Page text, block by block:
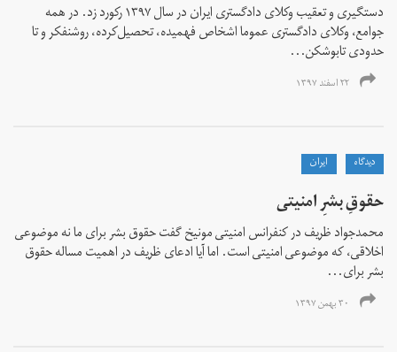
دستگیری و تعقیب وکلای دادگستری ایران در سال ۱۳۹۷ رکورد زد. در همه
جوامع، وکلای دادگستری عموما اشخاص فهمیده، تحصیل‌کرده، روشنفکر و تا
حدودی تابوشکن...
۲۲ اسفند ۱۳۹۷
دیدگاه ايران
حقوقِ بشرِ امنیتی
محمدجواد ظریف در کنفرانس امنیتی مونیخ گفت حقوق بشر برای ما نه موضوعی
اخلاقی، که موضوعی امنیتی است. اما آیا ادعای ظریف در اهمیت مساله حقوق
بشر برای...
۳۰ بهمن ۱۳۹۷